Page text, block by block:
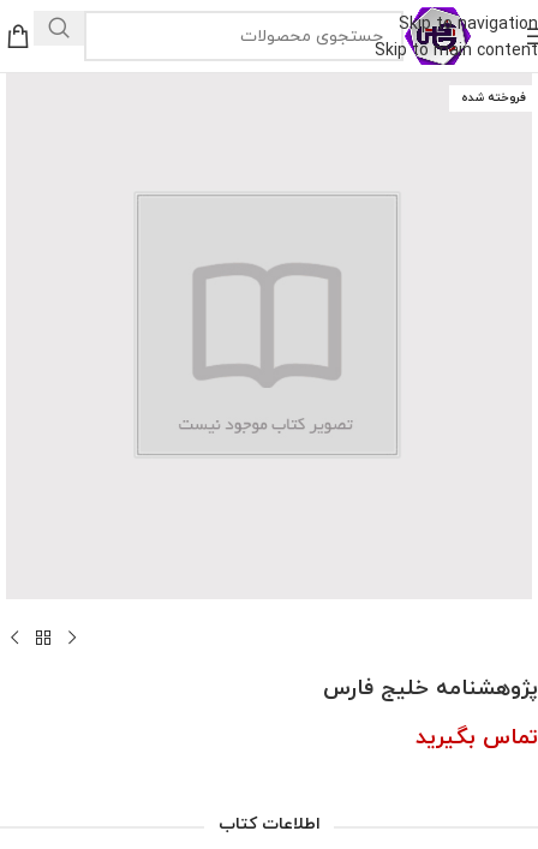
Skip to navigation
Skip to main content
فروخته شده
پژوهشنامه خلیج فارس
تماس بگیرید
اطلاعات کتاب